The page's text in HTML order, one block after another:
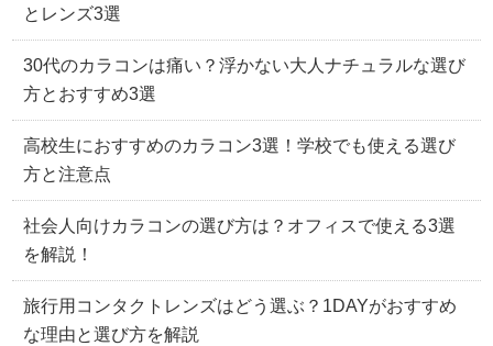
とレンズ3選
30代のカラコンは痛い？浮かない大人ナチュラルな選び
方とおすすめ3選
高校生におすすめのカラコン3選！学校でも使える選び
方と注意点
社会人向けカラコンの選び方は？オフィスで使える3選
を解説！
旅行用コンタクトレンズはどう選ぶ？1DAYがおすすめ
な理由と選び方を解説